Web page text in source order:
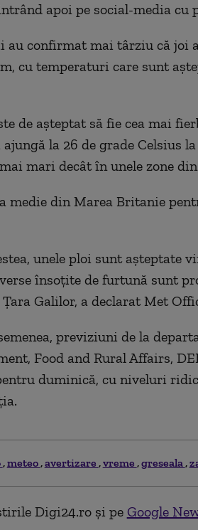
apoi pe social-media cu
au confirmat mai târziu că joi
cu temperaturi care sunt
de așteptat să fie cea mai
ajungă la 26 de grade Celsius
mari decât în unele zone
medie din Marea Britanie
unele ploi sunt așteptate
însoțite de furtună sunt
Galilor, a declarat Met
previziuni de la
Food and Rural Affairs,
duminică, cu niveluri
meteo avertizare vreme greseala
Digi24.ro și pe Google